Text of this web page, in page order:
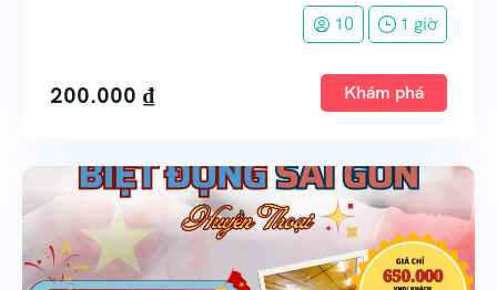
10 1 giờ
200.000 ₫ Khám phá